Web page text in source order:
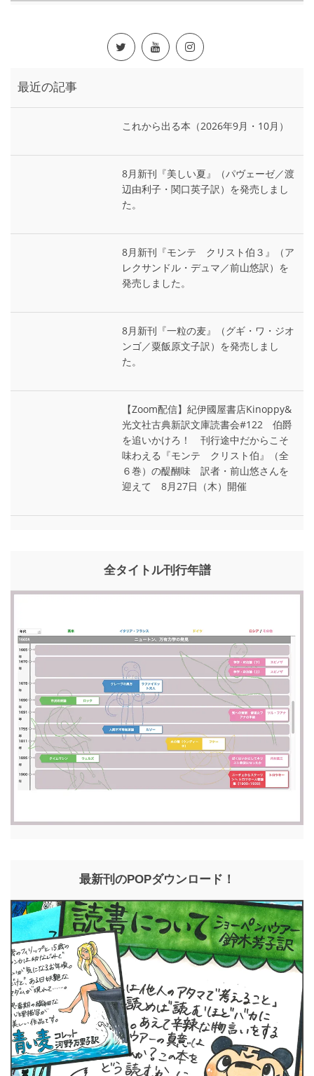
最近の記事
これから出る本（2026年9月・10月）
8月新刊『美しい夏』（パヴェーゼ／渡
辺由利子・関口英子訳）を発売しまし
た。
8月新刊『モンテ゠クリスト伯３』（ア
レクサンドル・デュマ／前山悠訳）を
発売しました。
8月新刊『一粒の麦』（グギ・ワ・ジオ
ンゴ／粟飯原文子訳）を発売しまし
た。
【Zoom配信】紀伊國屋書店Kinoppy&
光文社古典新訳文庫読書会#122 伯爵
を追いかけろ！ 刊行途中だからこそ
味わえる『モンテ゠クリスト伯』（全
６巻）の醍醐味 訳者・前山悠さんを
迎えて 8月27日（木）開催
全タイトル刊行年譜
最新刊のPOPダウンロード！